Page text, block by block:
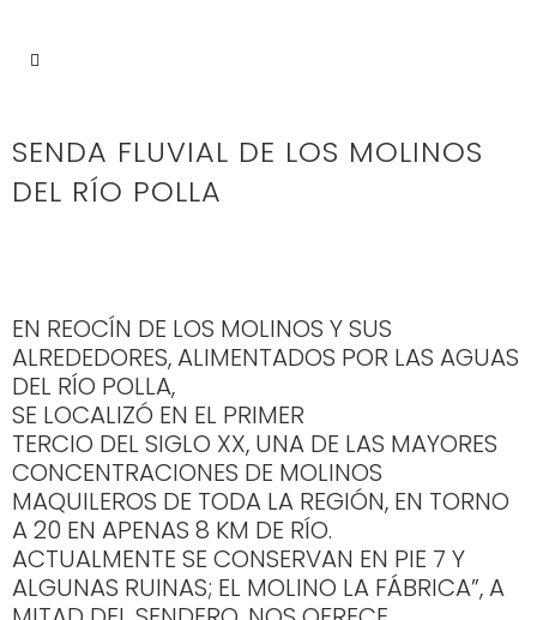
SENDA FLUVIAL DE LOS MOLINOS
DEL RÍO POLLA
EN REOCÍN DE LOS MOLINOS Y SUS
ALREDEDORES, ALIMENTADOS POR LAS AGUAS
DEL RÍO POLLA,
SE LOCALIZÓ EN EL PRIMER
TERCIO DEL SIGLO XX, UNA DE LAS MAYORES
CONCENTRACIONES DE MOLINOS
MAQUILEROS DE TODA LA REGIÓN, EN TORNO
A 20 EN APENAS 8 KM DE RÍO.
ACTUALMENTE SE CONSERVAN EN PIE 7 Y
ALGUNAS RUINAS; EL MOLINO LA FÁBRICA”, A